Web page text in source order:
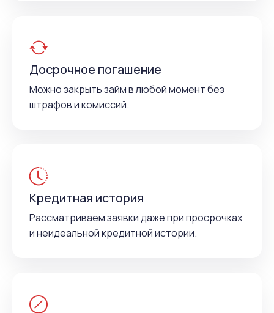
Досрочное погашение
Можно закрыть займ в любой момент без
штрафов и комиссий.
Кредитная история
Рассматриваем заявки даже при просрочках
и неидеальной кредитной истории.